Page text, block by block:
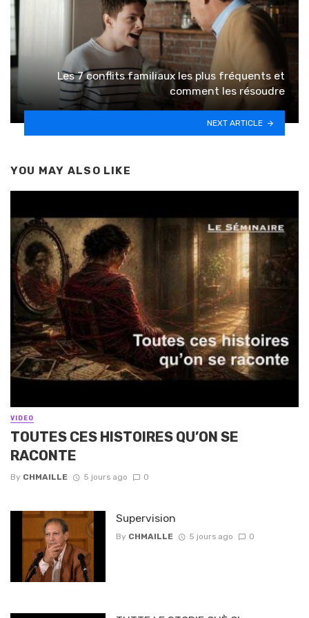
Les 7 conflits familiaux les plus fréquents et
comment les résoudre
NEXT ARTICLE
YOU MAY ALSO LIKE
VIDEO
TOUTES CES HISTOIRES QU’ON SE
RACONTE
By CHMAILLE 5 jours ago 0
Supervision
By CHMAILLE 5 jours ago 0